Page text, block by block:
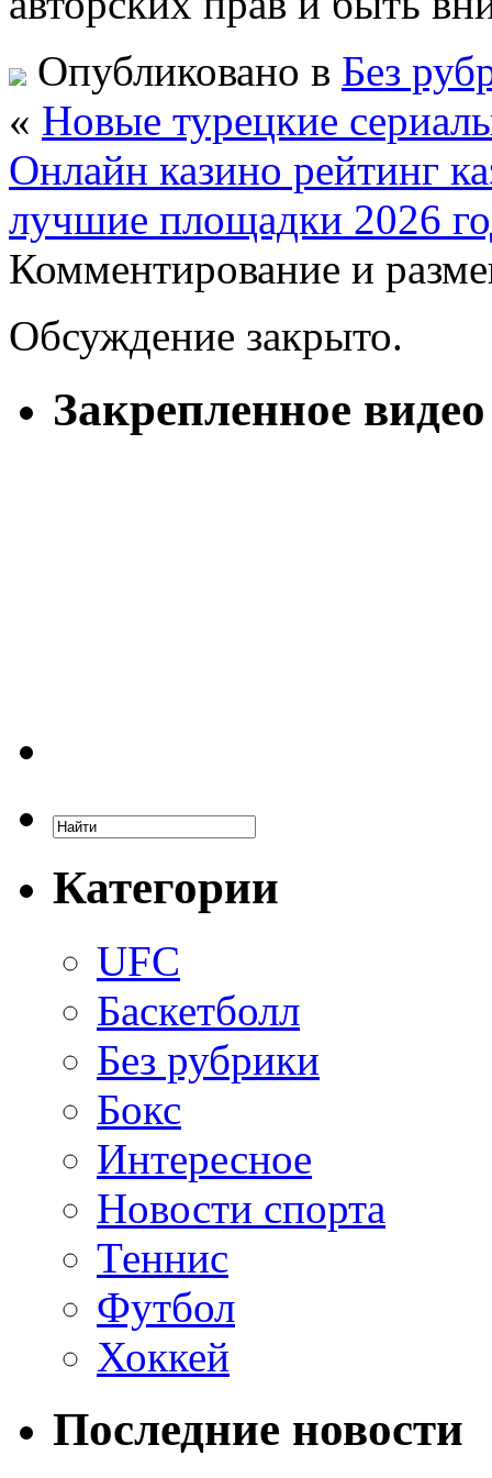
Опубликовано в Без
« Новые турецкие
Онлайн казино рейтинг
лучшие площадки 2026
Комментирование и
Обсуждение закрыто.
Закрепленное видео
Категории
UFC
Баскетболл
Без рубрики
Бокс
Интересное
Новости спорта
Теннис
Футбол
Хоккей
Последние новости